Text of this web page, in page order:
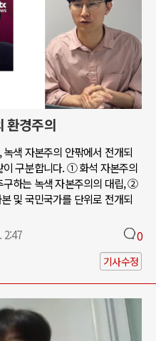
환경주의
색 자본주의 안팎에서 전개되
이 구분합니다. ① 화석 자본주의
구하는 녹색 자본주의의 대립, ②
및 국민국가를 단위로 전개되
2:47 0
기사수정